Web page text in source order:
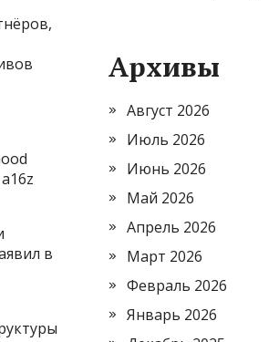
в
Архивы
Август 2026
Июль 2026
Июнь 2026
Май 2026
Апрель 2026
Март 2026
Февраль 2026
Январь 2026